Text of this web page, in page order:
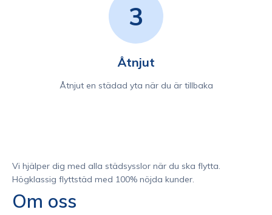
3
Åtnjut
Åtnjut en städad yta när du är tillbaka
Vi hjälper dig med alla städsysslor när du ska flytta.
Högklassig flyttstäd med 100% nöjda kunder.
Om oss